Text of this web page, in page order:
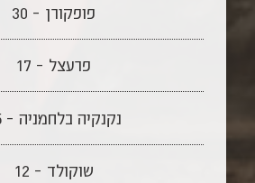
פופקורן – 30
פרעצל – 17
נקנקיה בלחמניה – 25
שוקולד – 12